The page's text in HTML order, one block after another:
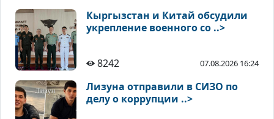
Кыргызстан и Китай обсудили
укрепление военного со ..>
8242 07.08.2026 16:24
Лизуна отправили в СИЗО по
делу о коррупции ..>